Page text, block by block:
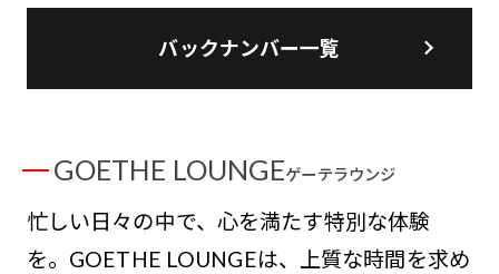
バックナンバー一覧
GOETHE LOUNGEゲーテラウンジ
忙しい日々の中で、心を満たす特別な体験
を。GOETHE LOUNGEは、上質な時間を求め